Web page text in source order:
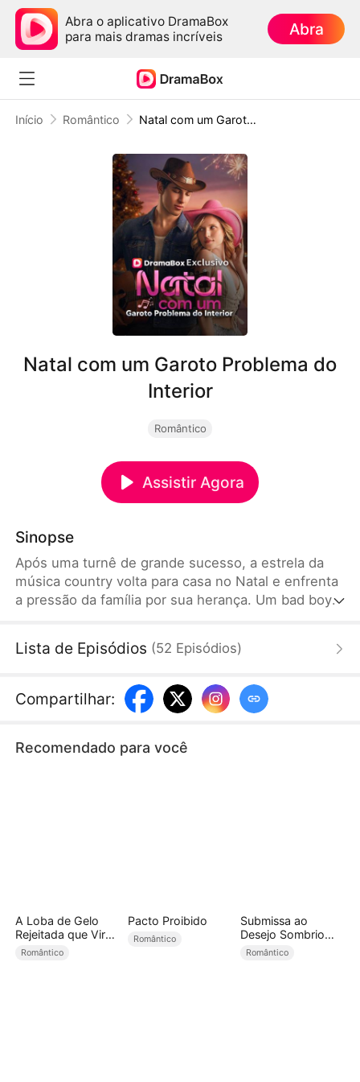
Abra o aplicativo DramaBox
para mais dramas incríveis
Abra
Início Romântico Natal com um Garoto Problema do Interior
Natal com um Garoto Problema do
Interior
Romântico
Assistir Agora
Sinopse
Após uma turnê de grande sucesso, a estrela da
música country volta para casa no Natal e enfrenta
a pressão da família por sua herança. Um bad boy
Lista de Episódios (52 Episódios)
Compartilhar:
Recomendado para você
A Loba de Gelo
Rejeitada que Virou
Rainha dos
Romântico
Pacto Proibido
Romântico
Submissa ao
Desejo Sombrio
(Dublado)
Romântico